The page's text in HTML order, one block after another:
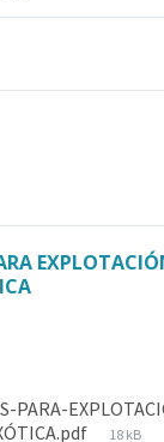
PARA-
18 kB